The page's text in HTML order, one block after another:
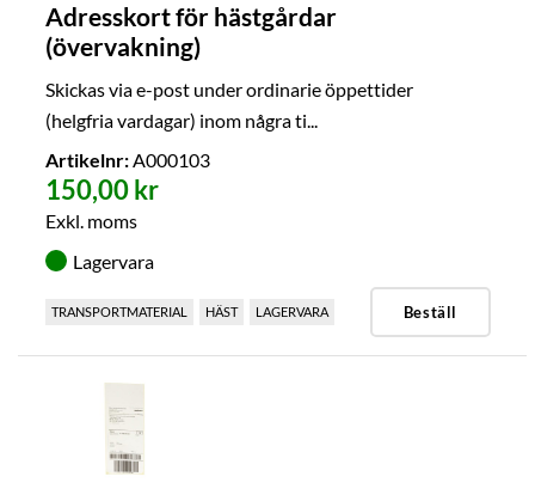
Adresskort för hästgårdar
(övervakning)
Skickas via e-post under ordinarie öppettider
(helgfria vardagar) inom några ti...
Artikelnr:A000103
150,00 kr
Exkl. moms
Lagervara
TRANSPORTMATERIAL HÄST LAGERVARA Beställ